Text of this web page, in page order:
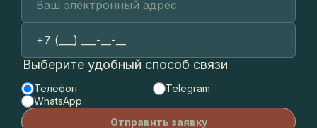
Выберите удобный способ связи
Телефон
Telegram
WhatsApp